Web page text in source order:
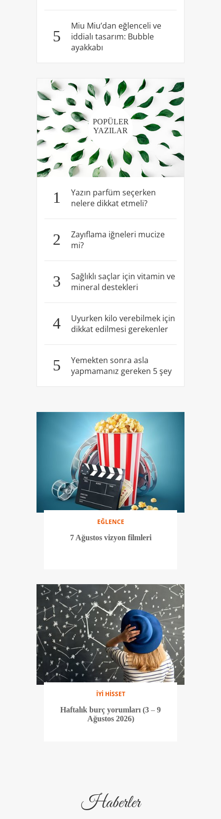
5
Miu Miu’dan eğlenceli ve
iddialı tasarım: Bubble
ayakkabı
POPÜLER
YAZILAR
1
Yazın parfüm seçerken
nelere dikkat etmeli?
2
Zayıflama iğneleri mucize
mi?
3
Sağlıklı saçlar için vitamin ve
mineral destekleri
4
Uyurken kilo verebilmek için
dikkat edilmesi gerekenler
5
Yemekten sonra asla
yapmamanız gereken 5 şey
EĞLENCE
7 Ağustos vizyon filmleri
İYİ HİSSET
Haftalık burç yorumları (3 – 9
Ağustos 2026)
Haberler